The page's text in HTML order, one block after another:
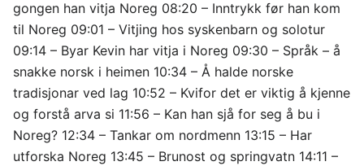
gongen han vitja Noreg 08:20 – Inntrykk før han kom
til Noreg 09:01 – Vitjing hos syskenbarn og solotur
09:14 – Byar Kevin har vitja i Noreg 09:30 – Språk – å
snakke norsk i heimen 10:34 – Å halde norske
tradisjonar ved lag 10:52 – Kvifor det er viktig å kjenne
og forstå arva si 11:56 – Kan han sjå for seg å bu i
Noreg? 12:34 – Tankar om nordmenn 13:15 – Har
utforska Noreg 13:45 – Brunost og springvatn 14:11 –